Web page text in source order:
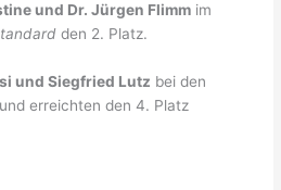
und Dr. Jürgen Flimm im
den 2. Platz.
und Siegfried Lutz bei den
erreichten den 4. Platz